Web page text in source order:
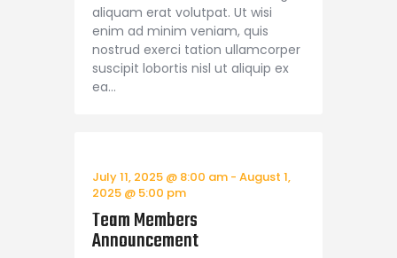
aliquam erat volutpat. Ut wisi
enim ad minim veniam, quis
nostrud exerci tation ullamcorper
suscipit lobortis nisl ut aliquip ex
ea…
July 11, 2025 @ 8:00 am - August 1,
2025 @ 5:00 pm
Team Members
Announcement